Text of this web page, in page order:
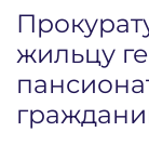
жильцу